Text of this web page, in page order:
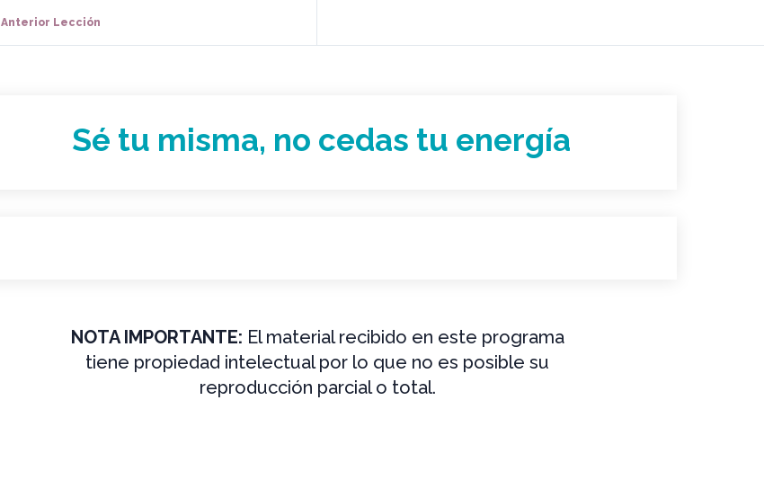
Anterior Lección
Sé tu misma, no cedas tu energía
NOTA IMPORTANTE: El material recibido en este programa
tiene propiedad intelectual por lo que no es posible su
reproducción parcial o total.